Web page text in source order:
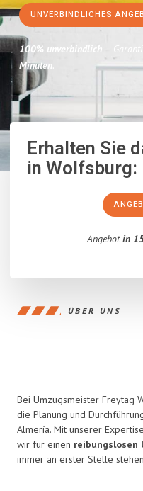
UNVERBINDLICHES
100% unverbindlich –
Minuten.
Erhalten Sie
in Wolfsburg:
Angebotin
ÜBER UNS
Bei Umzugsmeister Freytag
die Planung und
Almería. Mit unserer
wir für einen reibungslosen
immer an erster Stelle